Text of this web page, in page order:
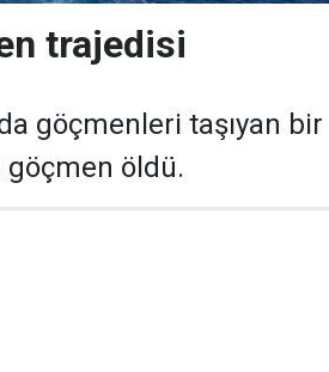
trajedisi
göçmenleri taşıyan bir
göçmen öldü.